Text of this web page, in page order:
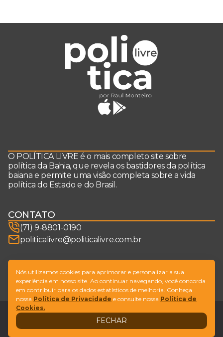
O POLÍTICA LIVRE é o mais completo site sobre
política da Bahia, que revela os bastidores da política
baiana e permite uma visão completa sobre a vida
política do Estado e do Brasil.
CONTATO
(71) 9-8801-0190
politicalivre@politicalivre.com.br
SIGA-NOS
© Copyright Política Livre. All Rights Reserved
Design by NVGO
LegalFale conosco
Nós utilizamos cookies para aprimorar e personalizar a sua
experiência em nosso site. Ao continuar navegando, você concorda
em contribuir para os dados estatísticos de melhoria. Conheça
nossa Política de Privacidade e consulte nossa Política de
Cookies.
FECHAR